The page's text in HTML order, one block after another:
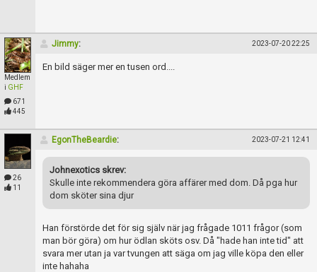
Medlem
i GHF
671
445
Jimmy: 2023-07-20 22:25
En bild säger mer en tusen ord....
26
11
EgonTheBeardie: 2023-07-21 12:41
Johnexotics skrev:
Skulle inte rekommendera göra affärer med dom. Då pga hur
dom sköter sina djur
Han förstörde det för sig själv när jag frågade 1011 frågor (som
man bör göra) om hur ödlan sköts osv. Då "hade han inte tid" att
svara mer utan ja var tvungen att säga om jag ville köpa den eller
inte hahaha